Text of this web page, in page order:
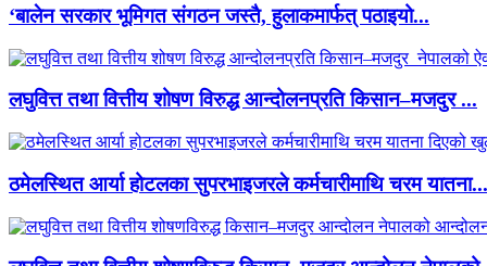
‘बालेन सरकार भूमिगत संगठन जस्तै, हुलाकमार्फत् पठाइयो...
लघुवित्त तथा वित्तीय शोषण विरुद्ध आन्दोलनप्रति किसान–मजदुर ...
ठमेलस्थित आर्या होटलका सुपरभाइजरले कर्मचारीमाथि चरम यातना...